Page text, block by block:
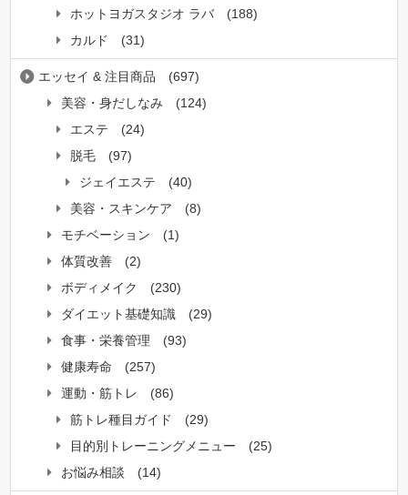
ホットヨガスタジオ ラバ
(188)
カルド
(31)
エッセイ & 注目商品
(697)
美容・身だしなみ
(124)
エステ
(24)
脱毛
(97)
ジェイエステ
(40)
美容・スキンケア
(8)
モチベーション
(1)
体質改善
(2)
ボディメイク
(230)
ダイエット基礎知識
(29)
食事・栄養管理
(93)
健康寿命
(257)
運動・筋トレ
(86)
筋トレ種目ガイド
(29)
目的別トレーニングメニュー
(25)
お悩み相談
(14)